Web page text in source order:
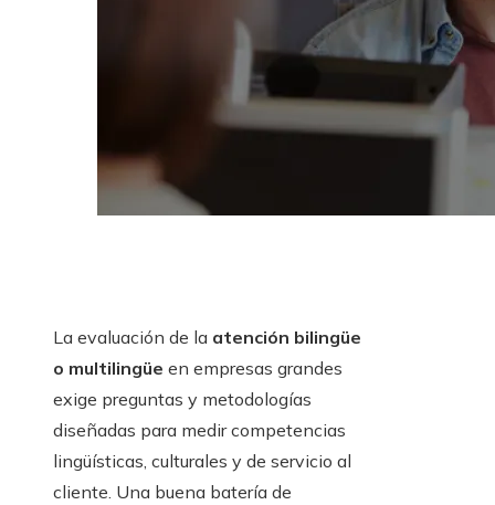
La evaluación de la atención bilingüe
o multilingüe en empresas grandes
exige preguntas y metodologías
diseñadas para medir competencias
lingüísticas, culturales y de servicio al
cliente. Una buena batería de